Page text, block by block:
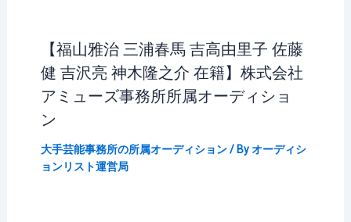
【福山雅治 三浦春馬 吉高由里子 佐藤
健 吉沢亮 神木隆之介 在籍】株式会社
アミューズ事務所所属オーディショ
ン
大手芸能事務所の所属オーディション/ Byオーディシ
ョンリスト運営局